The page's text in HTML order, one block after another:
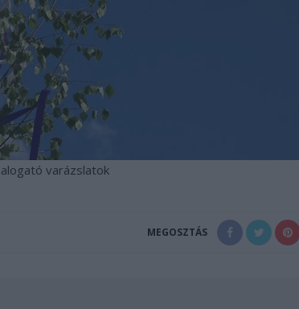
varázslatok
MEGOSZTÁS